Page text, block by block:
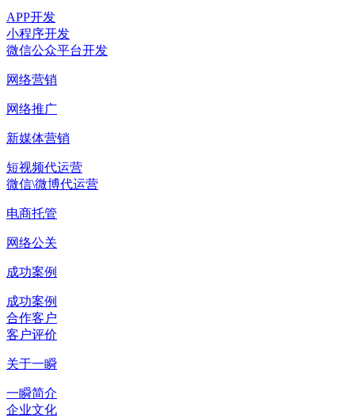
APP开发
小程序开发
微信公众平台开发
网络营销
网络推广
新媒体营销
短视频代运营
微信\微博代运营
电商托管
网络公关
成功案例
成功案例
合作客户
客户评价
关于一瞬
一瞬简介
企业文化